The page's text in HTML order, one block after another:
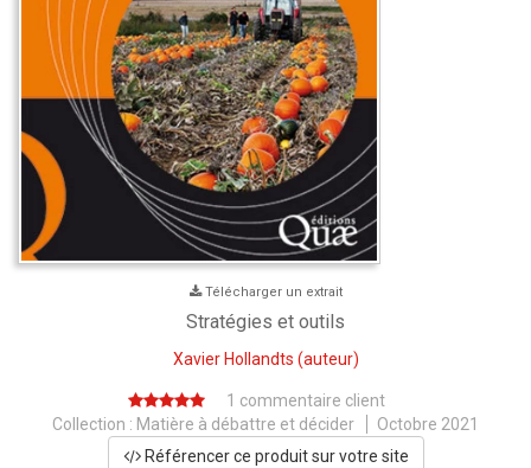
Télécharger un extrait
Stratégies et outils
Xavier Hollandts (auteur)
1 commentaire client
Collection : Matière à débattre et décider
Octobre 2021
Référencer ce produit sur votre site